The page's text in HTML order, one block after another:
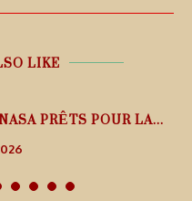
LIKE
PRÊTS POUR LA...